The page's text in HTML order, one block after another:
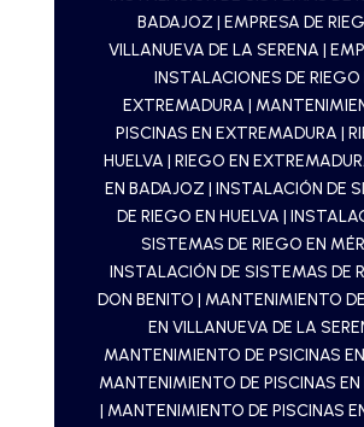
BADAJOZ | EMPRESA DE
VILLANUEVA DE LA SERENA |
INSTALACIONES DE RIEGO
EXTREMADURA |
PISCINAS EN EXTREMADURA |
HUELVA | RIEGO EN
EN BADAJOZ |INSTALACIÓN DE
DE RIEGO EN HUELVA |
SISTEMAS DE RIEGO EN
INSTALACIÓN DE SISTEMAS DE
DON BENITO | MANTENIMIENTO
EN VILLANUEVA DE LA
MANTENIMIENTO DE PSICINAS
MANTENIMIENTO DE PISCINAS
| MANTENIMIENTO DE PISCINAS